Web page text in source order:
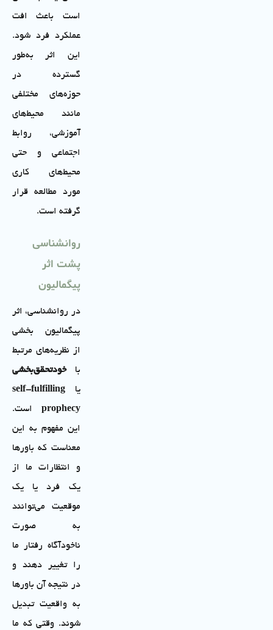
است باعث افت
عملکرد فرد شود.
این اثر به‌طور
گسترده در
حوزه‌های مختلفی
مانند محیط‌های
آموزشی، روابط
اجتماعی و حتی
محیط‌های کاری
مورد مطالعه قرار
گرفته است.
روانشناسی
پشت اثر
پیگمالیون
در روانشناسی، اثر
پیگمالیون بخشی
از نظریه‌های مرتبط
باخودتحقق‌بخشی
یاself-fulfilling
prophecy است.
این مفهوم به این
معناست که باورها
و انتظارات ما از
یک فرد یا یک
موقعیت می‌توانند
به صورت
ناخودآگاه رفتار ما
را تغییر دهند و
در نتیجه آن باورها
به واقعیت تبدیل
شوند. وقتی که ما